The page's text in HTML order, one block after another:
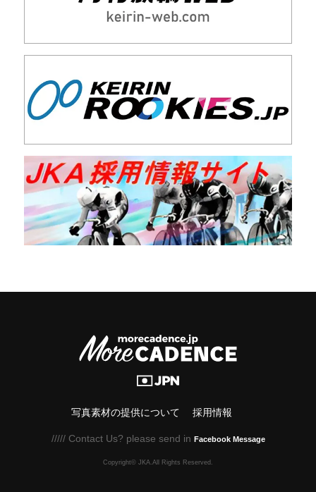
写真素材の提供について 採用情報
///// Contact Us? please send in Facebook Message
Copyright© JKA.All Rights Reserved.